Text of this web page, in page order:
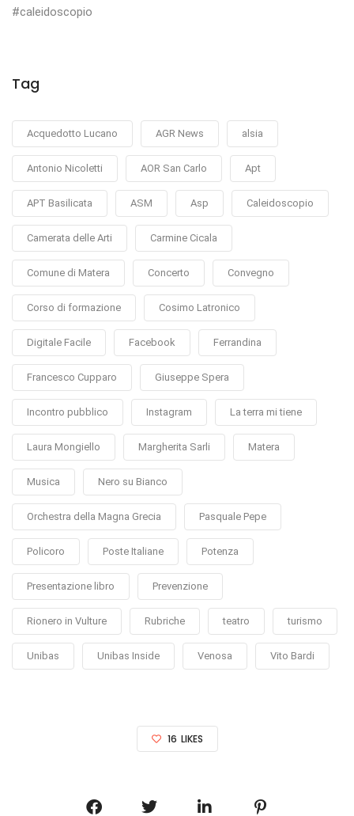
#caleidoscopio
Tag
Acquedotto Lucano AGR News alsia
Antonio Nicoletti AOR San Carlo Apt
APT Basilicata ASM Asp Caleidoscopio
Camerata delle Arti Carmine Cicala
Comune di Matera Concerto Convegno
Corso di formazione Cosimo Latronico
Digitale Facile Facebook Ferrandina
Francesco Cupparo Giuseppe Spera
Incontro pubblico Instagram La terra mi tiene
Laura Mongiello Margherita Sarli Matera
Musica Nero su Bianco
Orchestra della Magna Grecia Pasquale Pepe
Policoro Poste Italiane Potenza
Presentazione libro Prevenzione
Rionero in Vulture Rubriche teatro turismo
Unibas Unibas Inside Venosa Vito Bardi
16 LIKES